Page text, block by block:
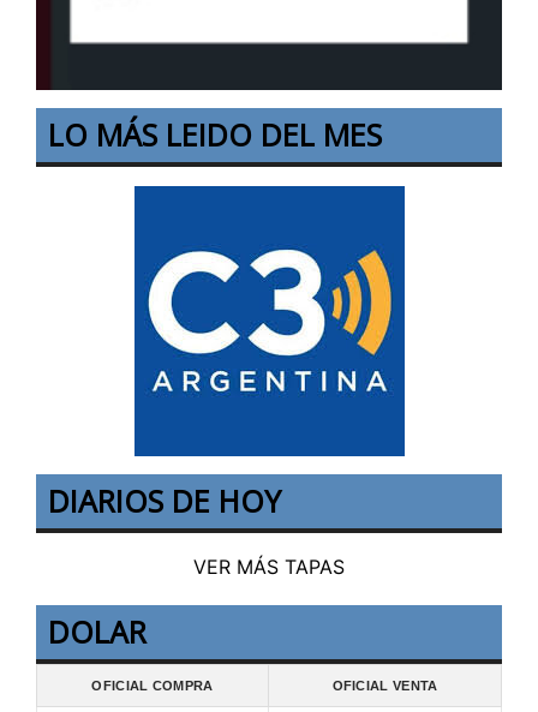
LO MÁS LEIDO DEL MES
DIARIOS DE HOY
VER MÁS TAPAS
DOLAR
OFICIAL COMPRA OFICIAL VENTA